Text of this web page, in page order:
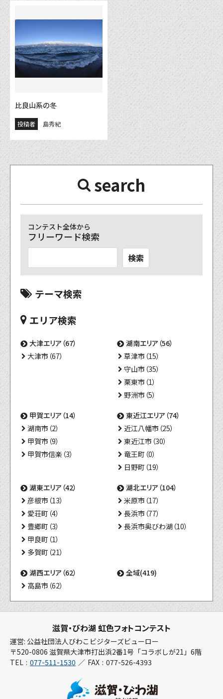
比良山系の冬
投稿者 島秀紀
search
コンテスト全体から
フリーワード検索
検索
テーマ検索
エリア検索
大津エリア（67）
大津市（67）
湖南エリア（56）
草津市（15）
守山市（35）
栗東市（1）
野洲市（5）
甲賀エリア（14）
湖南市（2）
甲賀市（9）
甲賀市信楽（3）
東近江エリア（74）
近江八幡市（25）
東近江市（30）
竜王町（0）
日野町（19）
湖東エリア（42）
彦根市（13）
愛荘町（4）
豊郷町（3）
甲良町（1）
多賀町（21）
湖北エリア（104）
米原市（17）
長浜市（77）
長浜市奥びわ湖（10）
湖西エリア（62）
高島市（62）
全域(419)
滋賀・びわ湖 虹色フォトコンテスト
運営: 公益社団法人びわこビジターズビューロー
〒520-0806 滋賀県大津市打出浜2番1号「コラボしが21」6階
TEL
077-511-1530 FAX 077-526-4393